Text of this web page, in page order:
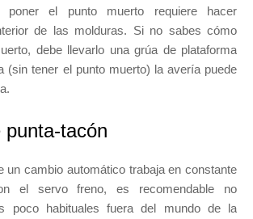
poner el punto muerto requiere hacer
de las molduras. Si no sabes cómo
debe llevarlo una grúa de plataforma
(sin tener el punto muerto) la avería puede
punta-tacón
un cambio automático trabaja en constante
el servo freno, es recomendable no
poco habituales fuera del mundo de la